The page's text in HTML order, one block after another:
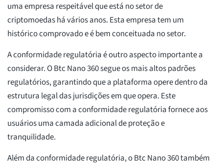
uma empresa respeitável que está no setor de
criptomoedas há vários anos. Esta empresa tem um
histórico comprovado e é bem conceituada no setor.
A conformidade regulatória é outro aspecto importante a
considerar. O Btc Nano 360 segue os mais altos padrões
regulatórios, garantindo que a plataforma opere dentro da
estrutura legal das jurisdições em que opera. Este
compromisso com a conformidade regulatória fornece aos
usuários uma camada adicional de proteção e
tranquilidade.
Além da conformidade regulatória, o Btc Nano 360 também